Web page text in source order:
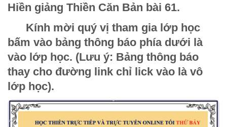
Hiền giảng Thiền Căn Bản bài 61.
Kính mời quý vị tham gia lớp học
bấm vào bảng thông báo phía dưới là
vào lớp học. (Lưu ý: Bảng thông báo
thay cho đường link chỉ lick vào là vô
lớp học).